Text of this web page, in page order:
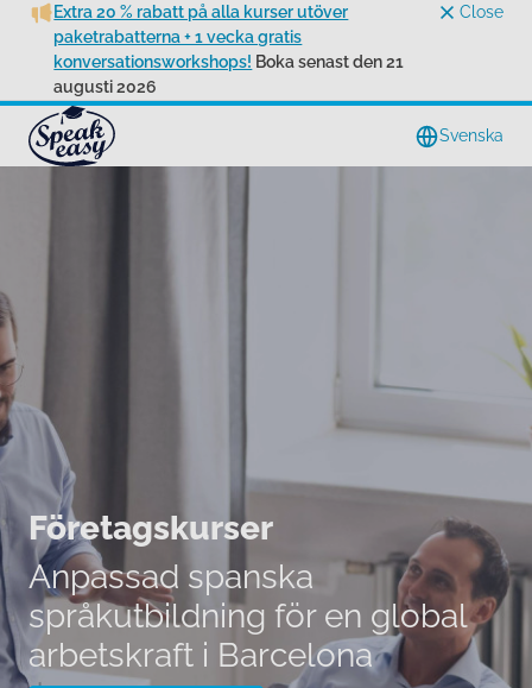
Extra 20 % rabatt på alla kurser utöver
paketrabatterna + 1 vecka gratis
konversationsworkshops! Boka senast den 21
augusti 2026
Close
Svenska
Företagskurser
Anpassad spanska
språkutbildning för en global
arbetskraft i Barcelona